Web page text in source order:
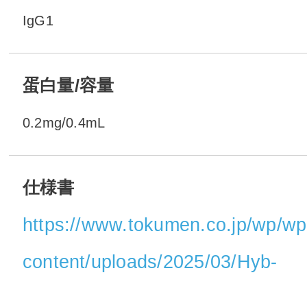
IgG1
蛋白量/容量
0.2mg/0.4mL
仕様書
https://www.tokumen.co.jp/wp/
content/uploads/2025/03/Hyb-